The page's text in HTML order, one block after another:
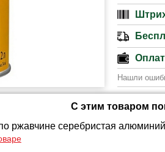
Нашли
С этим товаром
ржавчине серебристая